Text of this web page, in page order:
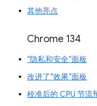
其他亮点
Chrome 134
“隐私和安全”面板
改进了“效果”面板
校准后的 CPU 节流